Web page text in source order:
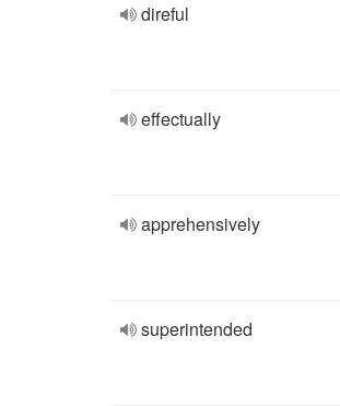
direful
effectually
apprehensively
superintended